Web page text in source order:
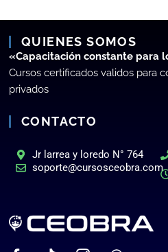
QUIENES SOMOS
«Capacitación constante para
Cursos certificados validos para
privados
CONTACTO
Jr larrea y loredo N° 764
soporte@cursosceobra.com